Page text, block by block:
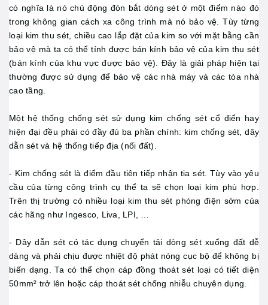
có nghĩa là nó chủ động đón bắt dòng sét ở một điểm nào đó
trong không gian cách xa công trình mà nó bảo vệ. Tùy từng
loại kim thu sét, chiều cao lắp đặt của kim so với mặt bằng cần
bảo vệ mà ta có thể tính được bán kính bảo vệ của kim thu sét
(bán kính của khu vực được bảo vệ). Đây là giải pháp hiện tại
thường được sử dụng để bảo vệ các nhà máy và các tòa nhà
cao tầng.
Một hệ thống chống sét sử dụng kim chống sét cổ điển hay
hiện đại đều phải có đầy đủ ba phần chính: kim chống sét, dây
dẫn sét và hệ thống tiếp địa (nối đất).
- Kim chống sét là điểm đầu tiên tiếp nhận tia sét. Tùy vào yêu
cầu của từng công trình cụ thể ta sẽ chọn loại kim phù hợp.
Trên thị trường có nhiều loại kim thu sét phóng điện sớm của
các hãng như Ingesco, Liva, LPI, …
- Dây dẫn sét có tác dụng chuyển tải dòng sét xuống đất dễ
dàng và phải chịu được nhiệt độ phát nóng cục bộ để không bị
biến dạng. Ta có thể chọn cáp đồng thoát sét loại có tiết diện
50mm² trở lên hoặc cáp thoát sét chống nhiễu chuyên dụng.